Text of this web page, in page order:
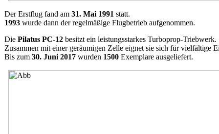
Der Erstflug fand am 31. Mai 1991 statt.
1993 wurde dann der regelmäßige Flugbetrieb aufgenommen.
Die Pilatus PC-12 besitzt ein leistungsstarkes Turboprop-Triebwerk.
Zusammen mit einer geräumigen Zelle eignet sie sich für vielfältige
Bis zum 30. Juni 2017 wurden 1500 Exemplare ausgeliefert.